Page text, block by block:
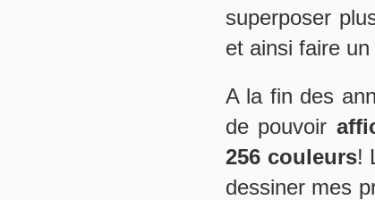
superposer
et ainsi faire un
A la fin des
de pouvoir
256 couleurs!
dessiner mes